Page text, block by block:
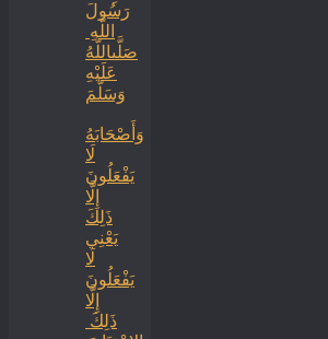
رَسُولَ
اللَّهِ ‏
‏صَلَّىاللَّهُ
عَلَيْهِ
وَسَلَّمَ
‏وَأَصْحَابَهُ
لَا
يَفْعَلُونَ
إِلَّا
ذَلِكَ
‏‏يَعْنِي
لَا
يَفْعَلُونَ
إِلَّا
ذَلِكَ ‏